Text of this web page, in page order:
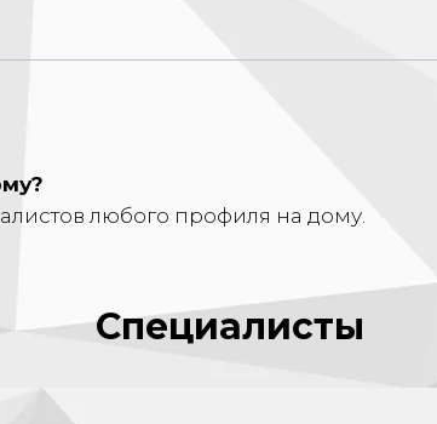
любого профиля на дому.
Специалисты